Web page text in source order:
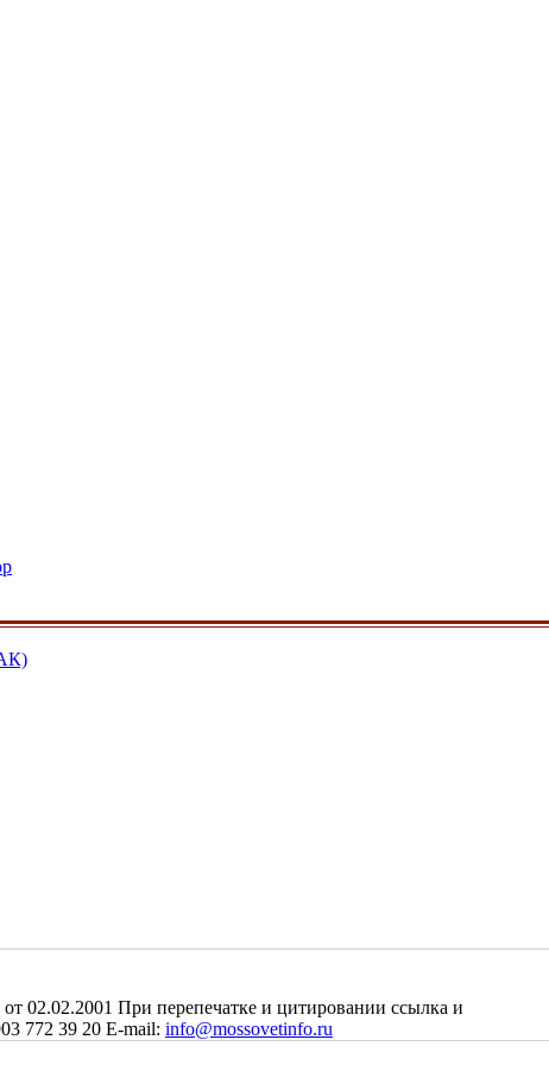
При перепечатке и цитировании ссылка и
772 39 20 E-mail: info@mossovetinfo.ru